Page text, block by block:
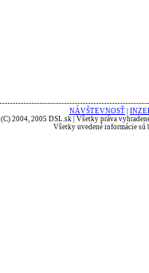
NÁVŠTEVNOSŤ
(C) 2004, 2005 DSL.sk | Všetky práva
Všetky uvedené informácie sú